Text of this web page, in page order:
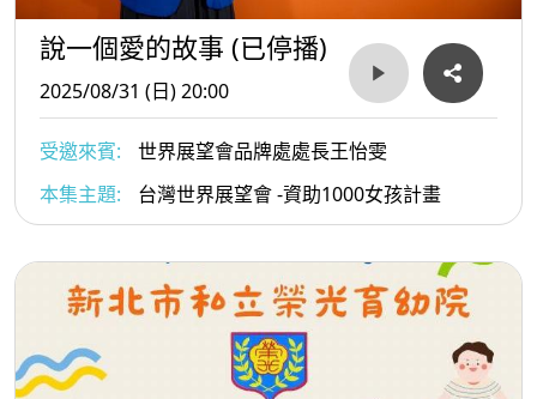
說一個愛的故事 (已停播)
2025/08/31 (日) 20:00
受邀來賓:
世界展望會品牌處處長王怡雯
本集主題:
台灣世界展望會 -資助1000女孩計畫